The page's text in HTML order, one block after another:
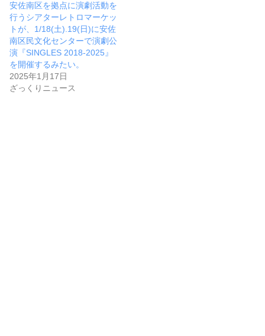
安佐南区を拠点に演劇活動を
行うシアターレトロマーケッ
トが、1/18(土).19(日)に安佐
南区民文化センターで演劇公
演『SINGLES 2018-2025』
を開催するみたい。
2025年1月17日
ざっくりニュース